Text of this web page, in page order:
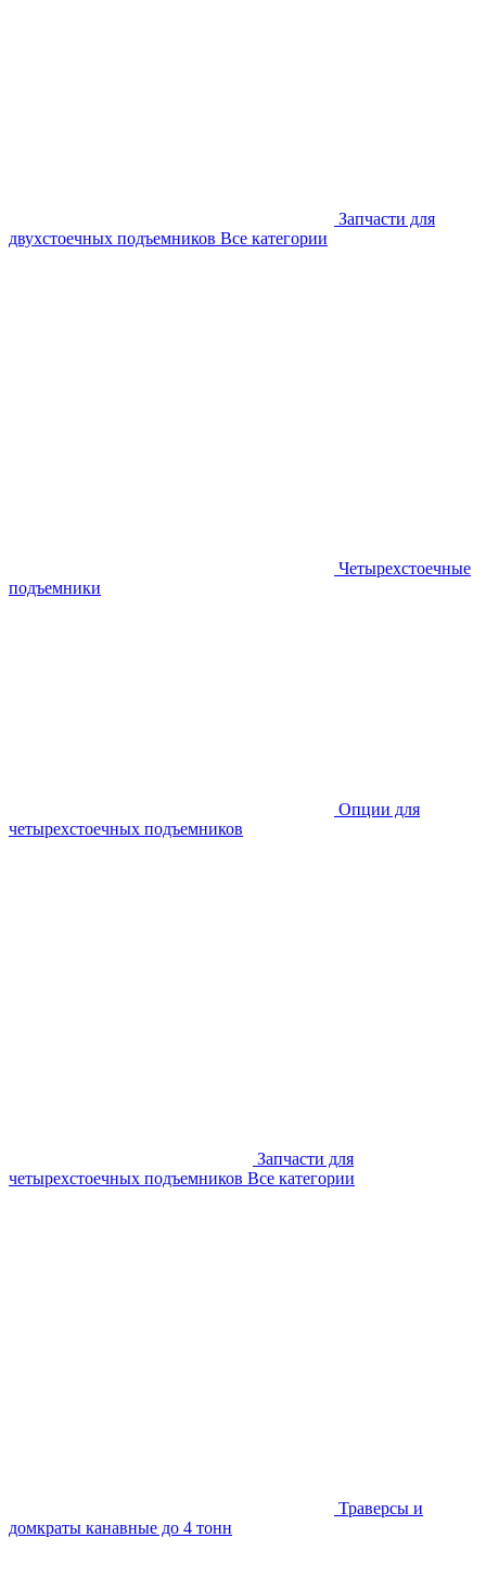
Запчасти для
двухстоечных подъемников Все категории
Четырехстоечные
подъемники
Опции для
четырехстоечных подъемников
Запчасти для
четырехстоечных подъемников Все категории
Траверсы и
домкраты канавные до 4 тонн